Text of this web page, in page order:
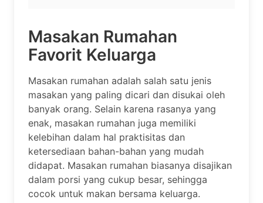
Masakan Rumahan
Favorit Keluarga
Masakan rumahan adalah salah satu jenis
masakan yang paling dicari dan disukai oleh
banyak orang. Selain karena rasanya yang
enak, masakan rumahan juga memiliki
kelebihan dalam hal praktisitas dan
ketersediaan bahan-bahan yang mudah
didapat. Masakan rumahan biasanya disajikan
dalam porsi yang cukup besar, sehingga
cocok untuk makan bersama keluarga.